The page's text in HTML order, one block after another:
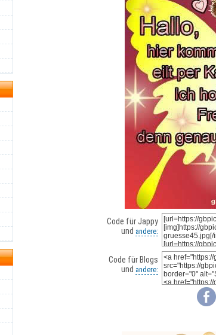
Code für Jappy
und andere:
Code für Blogs
und andere: